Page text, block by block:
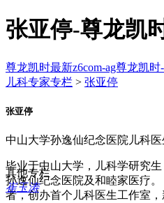
张亚停-尊龙凯
尊龙凯时最新z6com-ag尊龙凯
儿科专家专栏 > 张亚停
张亚停
中山大学孙逸仙纪念医院儿科医
毕业于中山大学，儿科学研究
孙逸仙纪念医院及和睦家医疗
者，创办首个儿科医生工作室
其他专栏
崔玉涛